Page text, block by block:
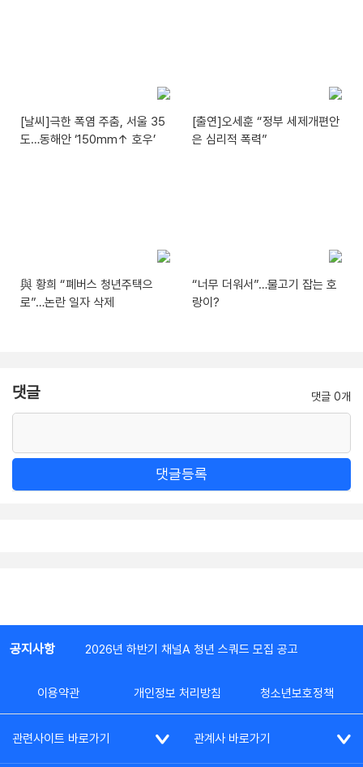
[날씨]극한 폭염 주춤, 서울 35
도…동해안 ‘150mm↑ 호우’
[출연]오세훈 “정부 세제개편안
은 심리적 폭력”
與 황희 “폐버스 청년주택으
로”…논란 일자 삭제
“너무 더워서”…물고기 잡는 호
랑이?
댓글 댓글 0개
댓글등록
공지사항 2026년 하반기 채널A 청년 스쿼드 모집 공고
이용약관 개인정보 처리방침 청소년보호정책
관련사이트 바로가기 관계사 바로가기